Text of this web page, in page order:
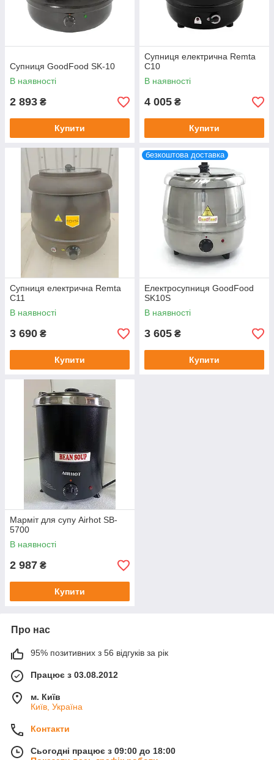
Супниця GoodFood SK-10
В наявності
2 893 ₴
Купити
Супниця електрична Remta
C10
В наявності
4 005 ₴
Купити
Супниця електрична Remta
C11
В наявності
3 690 ₴
Купити
безкоштова доставка
Електросупниця GoodFood
SK10S
В наявності
3 605 ₴
Купити
Марміт для супу Airhot SB-
5700
В наявності
2 987 ₴
Купити
Про нас
95% позитивних з 56 відгуків за рік
Працює з 03.08.2012
м. Київ
Київ, Україна
Контакти
Сьогодні працює з 09:00 до 18:00